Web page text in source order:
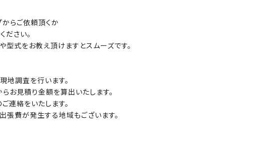
からご依頼頂くか
ださい。
型式をお教え頂けますとスムーズです。
地調査を行います。
お見積り金額を算出いたします。
連絡をいたします。
張費が発生する地域もございます。